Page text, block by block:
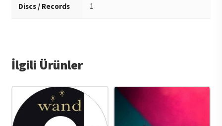
Discs / Records 1
İlgili Ürünler